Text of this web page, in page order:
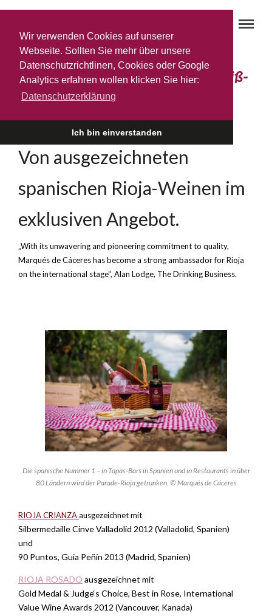
Wir verwenden Cookies auf unserer
Webseite. Sollten Sie mehr über unsere
Datenschutzrichtlinen, Cookies oder Google
Analytics erfahren wollen klicken Sie hier:
Datenschutzerklärung
Ich bin einverstanden
Die beliebten Spanier im rot-weiß-
roten Dress
Von ausgezeichneten
spanischen Rioja-Weinen im
exklusiven Angebot.
„With its unwavering and pioneering commitment to quality,
Marqués de Cáceres has become a strong ambassador for Rioja
on the international stage“, Alan Lodge, The Drinking Business.
Die spanische Nummer 1 – in Tapas-Bars in Spanien und in Restaurants in über
80 Ländern wird der Parade-Rioja getrunken. © Marqués de Cáceres
RIOJA CRIANZAausgezeichnet mit
Silbermedaille Cinve Valladolid 2012 (Valladolid, Spanien)
und
90 Puntos, Guia Peñín 2013 (Madrid, Spanien)
RIOJA ROSADO ausgezeichnet mit
Gold Medal & Judge‘s Choice, Best in Rose, International
Value Wine Awards 2012 (Vancouver, Kanada)